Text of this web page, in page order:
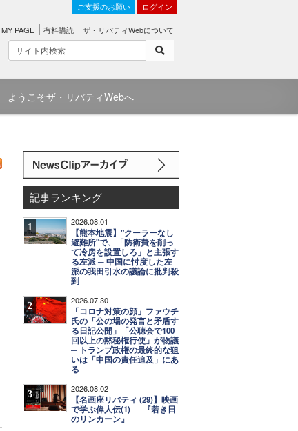
ご支援のお願い ログイン
MY PAGE 有料購読 ザ・リバティWebについて
ようこそザ・リバティWebへ
記事ランキング
1 2026.08.01
【熊本地震】"クーラーなし
避難所"で、「防衛費を削っ
て冷房を設置しろ」と主張す
る左派 ─ 中国に忖度した左
派の我田引水の議論に批判殺
到
2 2026.07.30
「コロナ対策の顔」ファウチ
氏の「公の場の発言と矛盾す
る日記公開」「公聴会で100
回以上の黙秘権行使」が物議
─ トランプ政権の最終的な狙
いは「中国の責任追及」にあ
る
3 2026.08.02
【名画座リバティ (29)】映画
で学ぶ偉人伝(1)──『若き日
のリンカーン』